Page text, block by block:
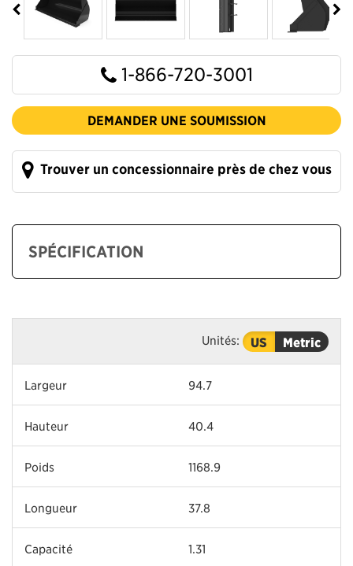
1-866-720-3001
DEMANDER UNE SOUMISSION
Trouver un concessionnaire près de chez vous
SPÉCIFICATION
Unités: US Metric
Largeur 94.7
Hauteur 40.4
Poids 1168.9
Longueur 37.8
Capacité 1.31